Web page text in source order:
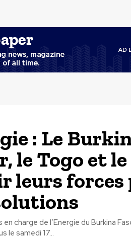
: Le
le Togo et
leurs
charge de l’Energie du Burkina
le samedi 17...